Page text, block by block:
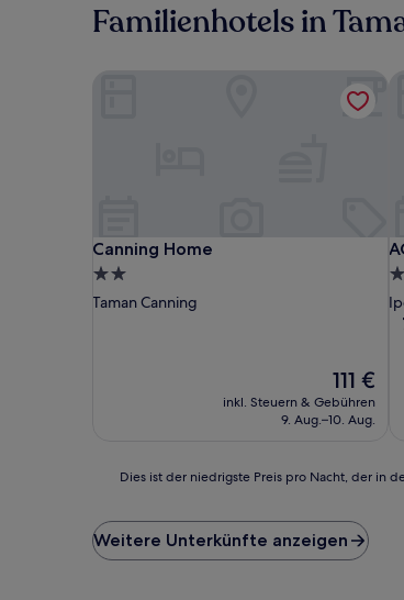
Familienhotels in
Canning Home
Canning Home
2.0-
Sterne-
Taman Canning
Der
Preis
beträgt
111 €
inkl. Steuern & Gebühren
9. Aug.–10. Aug.
der
niedrigste
Preis
Dies ist der niedrigste Preis pro Nacht, der in
Weitere Unterkünfte anzeigen